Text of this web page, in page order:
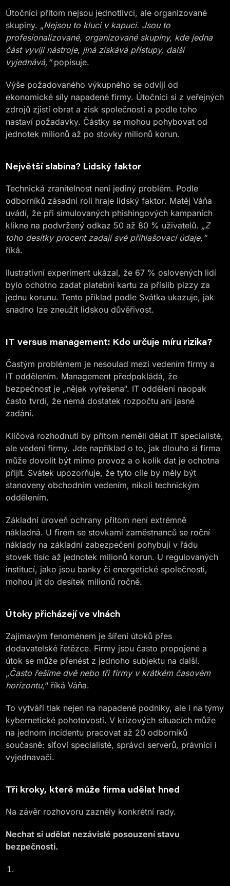
Útočníci přitom nejsou jednotlivci, ale organizované
skupiny. „Nejsou to kluci v kapuci. Jsou to
profesionalizované, organizované skupiny, kde jedna
část vyvíjí nástroje, jiná získává přístupy, další
vyjednává,“popisuje.
Výše požadovaného výkupného se odvíjí od
ekonomické síly napadené firmy. Útočníci si z veřejných
zdrojů zjistí obrat a zisk společnosti a podle toho
nastaví požadavky. Částky se mohou pohybovat od
jednotek milionů až po stovky milionů korun.
Největší slabina? Lidský faktor
Technická zranitelnost není jediný problém. Podle
odborníků zásadní roli hraje lidský faktor. Matěj Váňa
uvádí, že při simulovaných phishingových kampaních
klikne na podvržený odkaz 50 až 80 % uživatelů. „Z
toho desítky procent zadají své přihlašovací údaje,“
říká.
Ilustrativní experiment ukázal, že 67 % oslovených lidí
bylo ochotno zadat platební kartu za příslib pizzy za
jednu korunu. Tento příklad podle Svátka ukazuje, jak
snadno lze zneužít lidskou důvěřivost.
IT versus management: Kdo určuje míru rizika?
Častým problémem je nesoulad mezi vedením firmy a
IT oddělením. Management předpokládá, že
bezpečnost je „nějak vyřešena“. IT oddělení naopak
často tvrdí, že nemá dostatek rozpočtu ani jasné
zadání.
Klíčová rozhodnutí by přitom neměli dělat IT specialisté,
ale vedení firmy. Jde například o to, jak dlouho si firma
může dovolit být mimo provoz a o kolik dat je ochotna
přijít. Svátek upozorňuje, že tyto cíle by měly být
stanoveny obchodním vedením, nikoli technickým
oddělením.
Základní úroveň ochrany přitom není extrémně
nákladná. U firem se stovkami zaměstnanců se roční
náklady na základní zabezpečení pohybují v řádu
stovek tisíc až jednotek milionů korun. U regulovaných
institucí, jako jsou banky či energetické společnosti,
mohou jít do desítek milionů ročně.
Útoky přicházejí ve vlnách
Zajímavým fenoménem je šíření útoků přes
dodavatelské řetězce. Firmy jsou často propojené a
útok se může přenést z jednoho subjektu na další.
„Často řešíme dvě nebo tři firmy v krátkém časovém
horizontu,“ říká Váňa.
To vytváří tlak nejen na napadené podniky, ale i na týmy
kybernetické pohotovosti. V krizových situacích může
na jednom incidentu pracovat až 20 odborníků
současně: síťoví specialisté, správci serverů, právníci i
vyjednavači.
Tři kroky, které může firma udělat hned
Na závěr rozhovoru zazněly konkrétní rady.
Nechat si udělat nezávislé posouzení stavu
bezpečnosti.